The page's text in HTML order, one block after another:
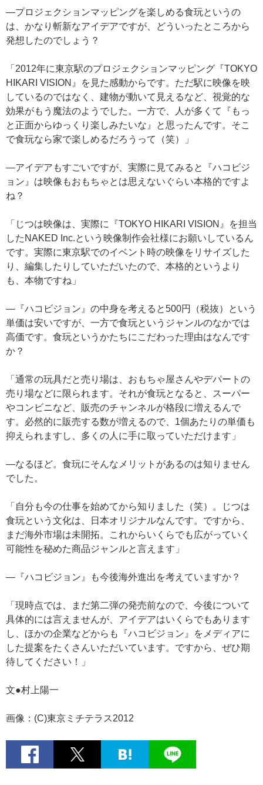
—プロジェクションマッピングを楽しめる食玩というの
は、かなり斬新なアイデアですが、どういったところから
発想したのでしょう？
「2012年に東京駅のプロジェクションマッピング『TOKYO
HIKARI VISION』を見た感動からです。ただ駅に映像を映
しているのではなく、建物が動いて見えるなど、視覚的な
効果がもう魔法のようでした。一方で、人が多くて『もっ
と正面からゆっくり楽しみたいな』と思ったんです。そこ
で食玩なら家で楽しめるだろうって（笑）」
—アイデアもすごいですが、実際に見てみると『ハコビジ
ョン』は映像もおもちゃとは思えないぐらい本格的ですよ
ね？
「じつは映像は、実際に『TOKYO HIKARI VISION』を担当
したNAKED Inc.という映像制作会社様にお願いしているん
です。実際に東京駅でのイベント時の映像をリサイズした
り、編集したりしていただいたので、本格的というより
も、本物ですね」
—『ハコビジョン』の中身を考えると500円（税抜）という
単価は安いですが、一方で食玩というジャンルのなかでは
高価です。食玩というかたちにこだわった理由はなんです
か？
「通常の玩具だと売り場は、おもちゃ屋さんやデパートの
売り場などに限られます。それが食玩となると、スーパー
やコンビニなど、販売のチャンネルが格段に増えるんで
す。必然的に販売する数が増えるので、1個あたりの単価も
抑えられますし、多くの人に手に取っていただけます」
—なるほど。食玩にそんなメリットがあるのは知りません
でした。
「自分も今の仕事を始めてから知りました（笑）。じつは
食玩という文化は、日本オリジナルなんです。ですから、
まだ海外市場は未開拓。これからいくらでも広がっていく
可能性を秘めた商品ジャンルと言えます」
—『ハコビジョン』も今後海外進出を考えていますか？
「現時点では、まだ第二弾の発売前なので、今後について
具体的には言えませんが、アイデアはいくらでもあります
し、ほかの企業などからも『ハコビジョン』をメディアに
した提案をたくさんいただいています。ですから、ぜひ期
待してください！」
文●村上陽一
画像：(C)東京ミチテラス2012